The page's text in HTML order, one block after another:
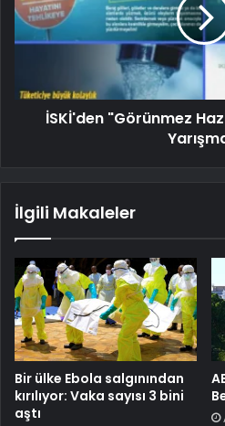
İSKİ'den "Görünmez
İlgili Makaleler
Bir ülke Ebola salgınından
kırılıyor: Vaka sayısı 3 bini
aştı